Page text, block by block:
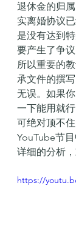
退休金的归
实离婚协议
是没有达到
要产生了争
所以重要的
承文件的撰
无误。如果
一下能用就
可绝对顶不
YouTube节
详细的分析，
https://